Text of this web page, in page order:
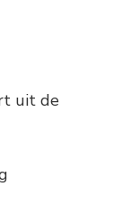
uit de